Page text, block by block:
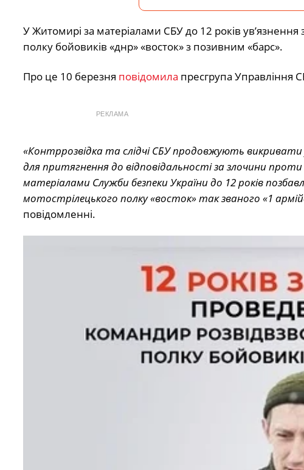
У Житомирі за матеріалами СБУ до 12 років
полку бойовиків «днр» «восток» з позивним «барс».
Про це 10 березня повідомила пресгрупа Управління
РЕКЛАМА
«Контррозвідка та слідчі СБУ продовжують викривати
для притягнення до відповідальності за злочини
матеріалами Служби безпеки України до 12 років
мотострілецького полку «восток» так званого «1
повідомленні.